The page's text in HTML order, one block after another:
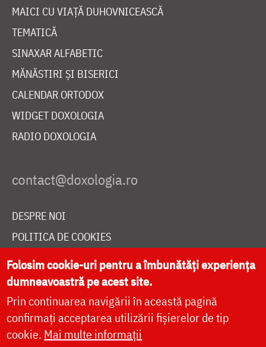
MAICI CU VIAȚĂ DUHOVNICEASCĂ
TEMATICĂ
SINAXAR ALFABETIC
MĂNĂSTIRI ȘI BISERICI
CALENDAR ORTODOX
WIDGET DOXOLOGIA
RADIO DOXOLOGIA
DESPRE NOI
POLITICA DE COOKIES
DONEAZĂ ONLINE PENTRU CATEDRALA NAȚIONALĂ
LIVE
Folosim cookie-uri pentru a îmbunătăți experiența
dumneavoastră pe acest site.
Prin continuarea navigării în această pagină
confirmați acceptarea utilizării fișierelor de tip
cookie. Mai multe informații